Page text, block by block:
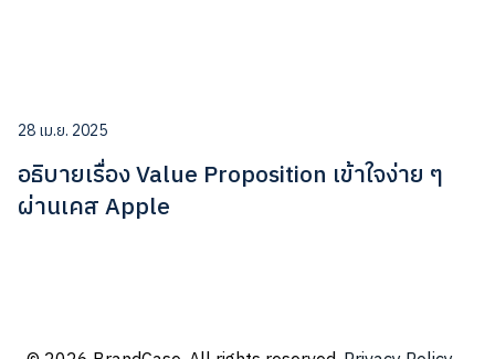
28 เม.ย. 2025
อธิบายเรื่อง Value Proposition เข้าใจง่าย ๆ
ผ่านเคส Apple